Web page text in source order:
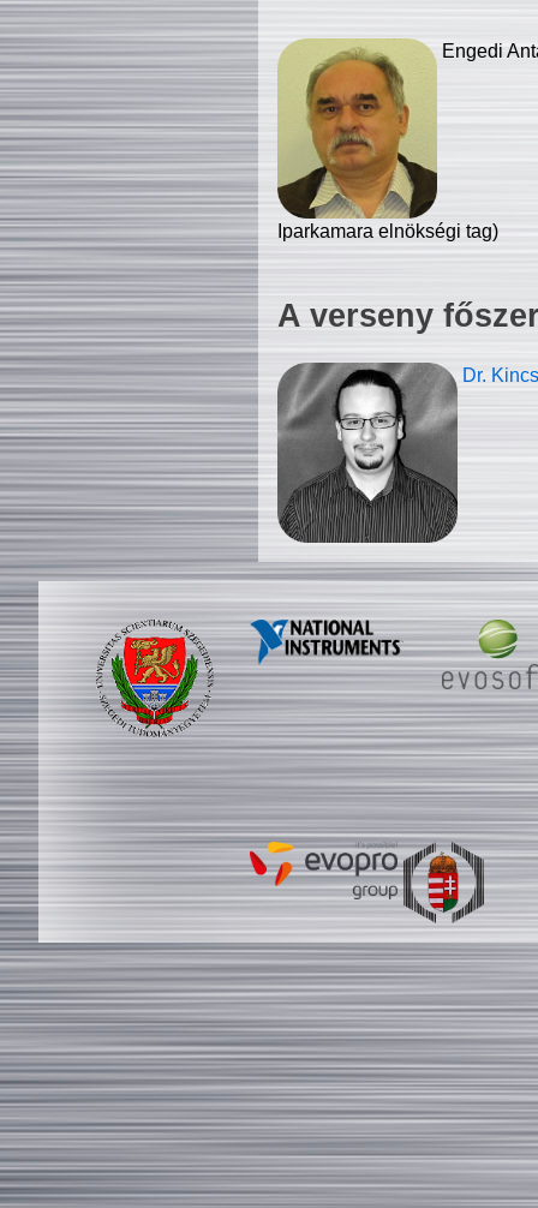
Engedi
Iparkamara elnökségi tag)
A verseny
Dr.